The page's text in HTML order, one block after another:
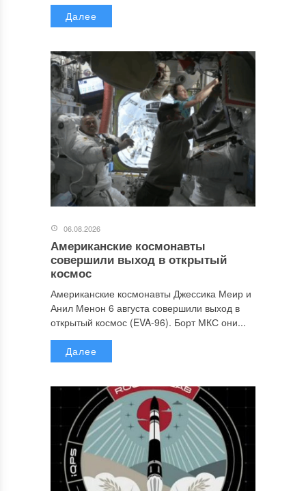
Далее
06.08.2026
Американские космонавты
совершили выход в открытый
космос
Американские космонавты Джессика Меир и
Анил Менон 6 августа совершили выход в
открытый космос (EVA-96). Борт МКС они...
Далее